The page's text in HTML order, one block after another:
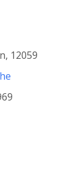
12059